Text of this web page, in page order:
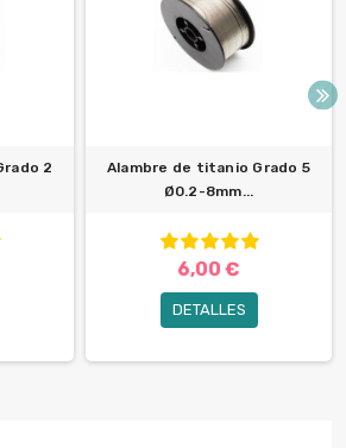
2
Alambre de titanio Grado 5
Ø0.2-8mm...
6,00 €
DETALLES